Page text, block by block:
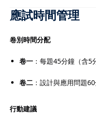
應試時間管理
卷別時間分配
卷一 ：每題45分鐘（含5
卷二 ：設計與應用問題
行動建議